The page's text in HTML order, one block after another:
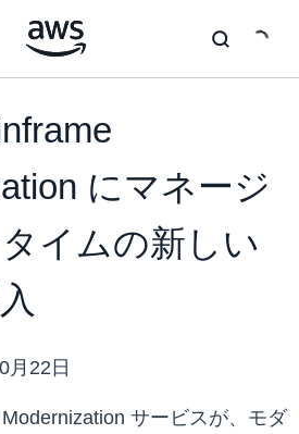
にマネージ
イムの新しい
月22日
サービスが、モダ